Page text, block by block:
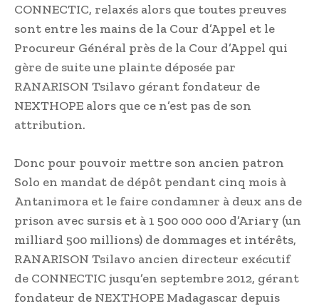
CONNECTIC, relaxés alors que toutes preuves
sont entre les mains de la Cour d’Appel et le
Procureur Général près de la Cour d’Appel qui
gère de suite une plainte déposée par
RANARISON Tsilavo gérant fondateur de
NEXTHOPE alors que ce n’est pas de son
attribution.
Donc pour pouvoir mettre son ancien patron
Solo en mandat de dépôt pendant cinq mois à
Antanimora et le faire condamner à deux ans de
prison avec sursis et à 1 500 000 000 d’Ariary (un
milliard 500 millions) de dommages et intérêts,
RANARISON Tsilavo ancien directeur exécutif
de CONNECTIC jusqu’en septembre 2012, gérant
fondateur de NEXTHOPE Madagascar depuis